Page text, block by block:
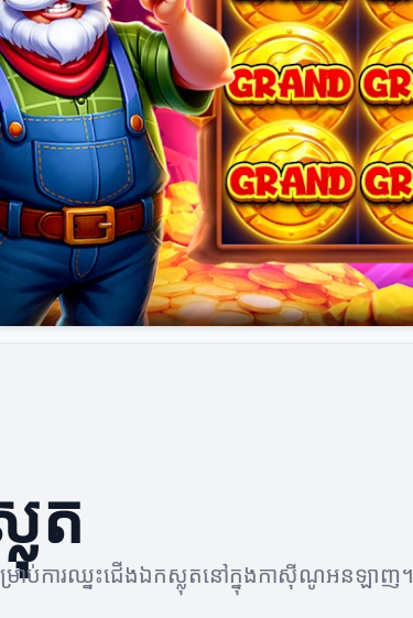
ត
រាប់ការឈ្នះជើងឯកស្លុតនៅក្នុងកាស៊ីណូអនឡាញ។